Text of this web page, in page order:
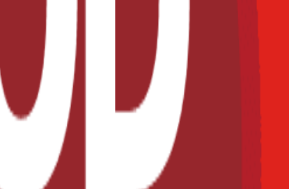
adolescentes del país; el fortalecimiento de
de acciones entre el sector público, la
de las acciones en materia de nutrición.
nutrición, se requiere de la contribución de
esfuerzos para contribuir en la generación de
de UNICEF en México.
difusión en español y lenguas indígenas sobre